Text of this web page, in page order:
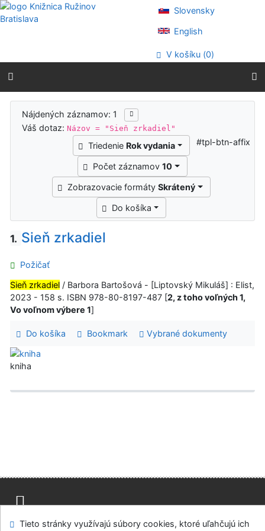
Prejsť na obsah
Prejsť na menu
Prehlásenie o webovej prístupnosti
Slovensky
English
V košíku (0)
Výsledky vyhľadávania
Nájdených záznamov: 1
Váš dotaz:Názov = "Sieň zrkadiel"
Triedenie Rok vydania
Počet záznamov10
Zobrazovacie formátySkrátený
Do košíka
#tpl-btn-affix
1. Sieň zrkadiel
Požičať
Sieň zrkadiel / Barbora Bartošová - [Liptovský Mikuláš] : Elist,
2023 - 158 s. ISBN 978-80-8197-487 [2, z toho voľných 1,
Vo voľnom výbere 1]
Do košíka Bookmark Vybrané dokumenty
kniha
Mapa stránok Prístupnosť Súkromie
Tieto stránky využívajú súbory cookies, ktoré uľahčujú ich